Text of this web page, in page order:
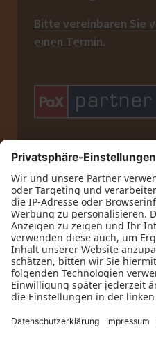
Bitte vereinbaren Sie
einen Termin.
Datenschutz
Bohnen